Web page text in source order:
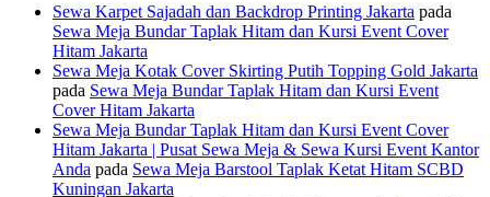
Sewa Karpet Sajadah dan Backdrop Printing Jakarta pada
Sewa Meja Bundar Taplak Hitam dan Kursi Event Cover
Hitam Jakarta
Sewa Meja Kotak Cover Skirting Putih Topping Gold Jakarta
pada Sewa Meja Bundar Taplak Hitam dan Kursi Event
Cover Hitam Jakarta
Sewa Meja Bundar Taplak Hitam dan Kursi Event Cover
Hitam Jakarta | Pusat Sewa Meja & Sewa Kursi Event Kantor
Anda pada Sewa Meja Barstool Taplak Ketat Hitam SCBD
Kuningan Jakarta